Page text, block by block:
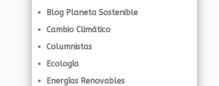
Blog Planeta Sostenible
Cambio Climático
Columnistas
Ecología
Energías Renovables